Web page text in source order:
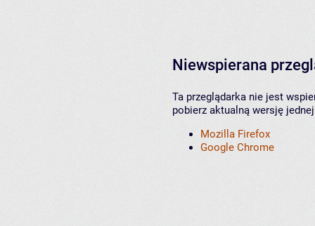
Niewspierana
Ta przeglądarka nie jest
pobierz aktualną wersję
Mozilla Firefox
Google Chrome